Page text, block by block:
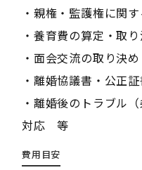
・親権・監護権に関
・養育費の算定・取
・面会交流の取り決
・離婚協議書・公正
・離婚後のトラブル
対応 等
費用目安